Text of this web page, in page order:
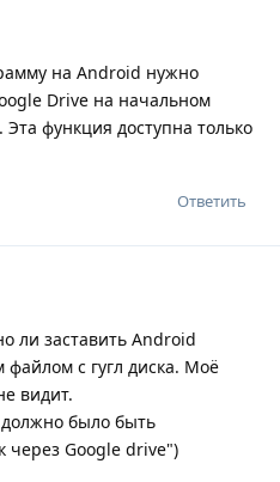
на Android нужно
Drive на начальном
функция доступна только
Ответить
ли заставить Android
с гугл диска. Моё
видит.
должно было быть
через Google drive")